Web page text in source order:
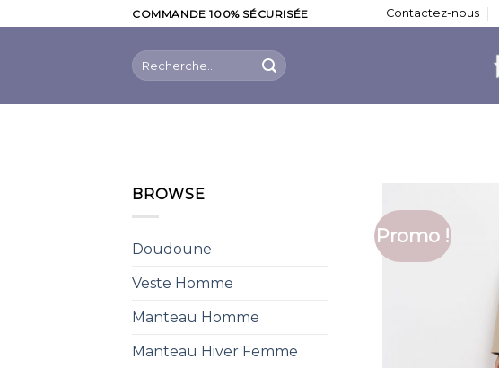
to
COMMANDE 100% SÉCURISÉE Contactez-nous
Recherche
pour :
BROWSE
Doudoune
Veste Homme
Manteau Homme
Manteau Hiver Femme
Promo !